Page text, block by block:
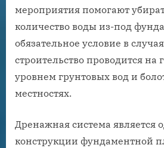
мероприятия помогают
количество воды из-под
обязательное условие в
строительство проводится на
уровнем грунтовых вод и
местностях.
Дренажная система является
конструкции фундаментной